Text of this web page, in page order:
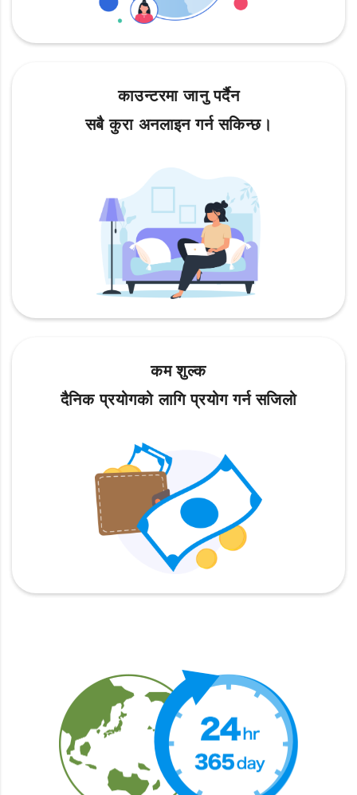
काउन्टरमा जानु पर्दैन
सबै कुरा अनलाइन गर्न सकिन्छ।
कम शुल्क
दैनिक प्रयोगको लागि प्रयोग गर्न सजिलो